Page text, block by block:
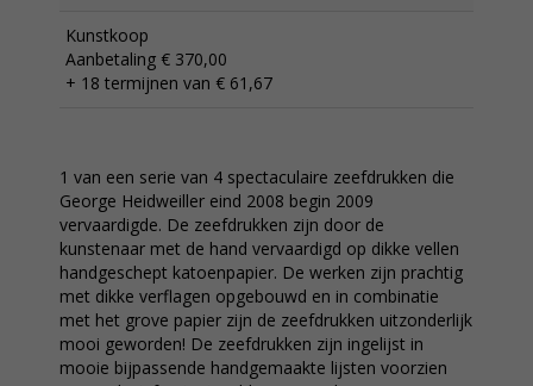
Kunstkoop
Aanbetaling € 370,00
+ 18 termijnen van € 61,67
1 van een serie van 4 spectaculaire zeefdrukken die
George Heidweiller eind 2008 begin 2009
vervaardigde. De zeefdrukken zijn door de
kunstenaar met de hand vervaardigd op dikke vellen
handgeschept katoenpapier. De werken zijn prachtig
met dikke verflagen opgebouwd en in combinatie
met het grove papier zijn de zeefdrukken uitzonderlijk
mooi geworden! De zeefdrukken zijn ingelijst in
mooie bijpassende handgemaakte lijsten voorzien